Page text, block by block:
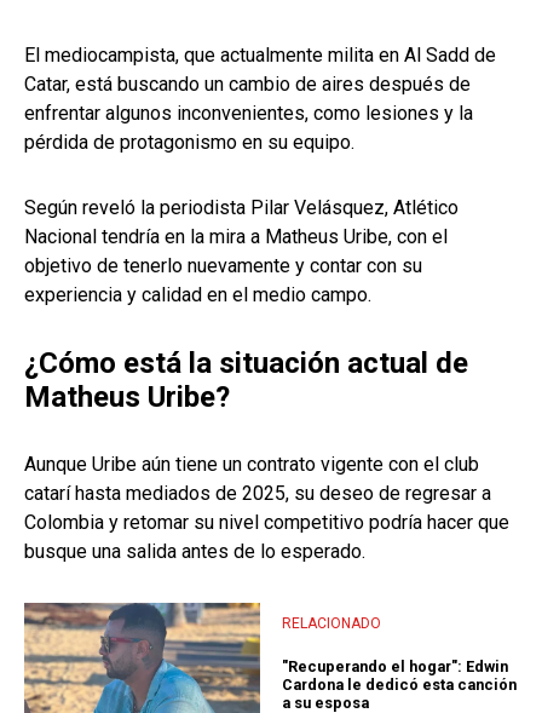
El mediocampista, que actualmente milita en Al Sadd de
Catar, está buscando un cambio de aires después de
enfrentar algunos inconvenientes, como lesiones y la
pérdida de protagonismo en su equipo.
Según reveló la periodista Pilar Velásquez, Atlético
Nacional tendría en la mira a Matheus Uribe, con el
objetivo de tenerlo nuevamente y contar con su
experiencia y calidad en el medio campo.
¿Cómo está la situación actual de
Matheus Uribe?
Aunque Uribe aún tiene un contrato vigente con el club
catarí hasta mediados de 2025, su deseo de regresar a
Colombia y retomar su nivel competitivo podría hacer que
busque una salida antes de lo esperado.
RELACIONADO
"Recuperando el hogar": Edwin
Cardona le dedicó esta canción
a su esposa